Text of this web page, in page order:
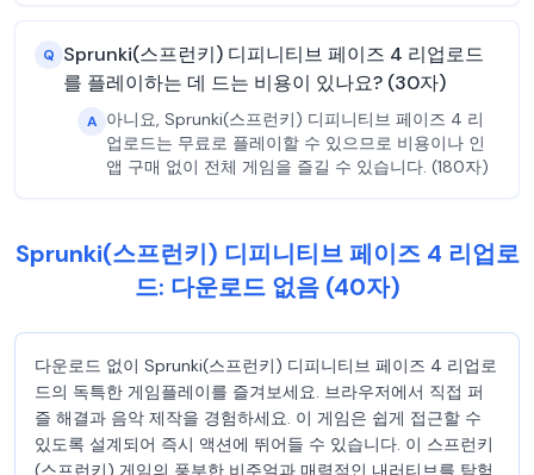
Q Sprunki(스프런키) 디피니티브 페이즈 4 리업로드
를 플레이하는 데 드는 비용이 있나요? (30자)
A 아니요, Sprunki(스프런키) 디피니티브 페이즈 4 리
업로드는 무료로 플레이할 수 있으므로 비용이나 인
앱 구매 없이 전체 게임을 즐길 수 있습니다. (180자)
Sprunki(스프런키) 디피니티브 페이즈 4 리업로
드: 다운로드 없음 (40자)
다운로드 없이 Sprunki(스프런키) 디피니티브 페이즈 4 리업로
드의 독특한 게임플레이를 즐겨보세요. 브라우저에서 직접 퍼
즐 해결과 음악 제작을 경험하세요. 이 게임은 쉽게 접근할 수
있도록 설계되어 즉시 액션에 뛰어들 수 있습니다. 이 스프런키
(스프런키) 게임의 풍부한 비주얼과 매력적인 내러티브를 탐험